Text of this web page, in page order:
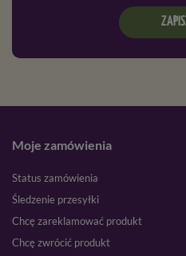
Moje zamówienia
Status zamówienia
Śledzenie przesyłki
Chcę zareklamować produkt
Chcę zwrócić produkt